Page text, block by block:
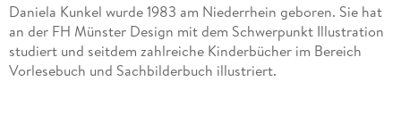
Daniela Kunkel wurde 1983 am Niederrhein geboren. Sie hat
an der FH Münster Design mit dem Schwerpunkt Illustration
studiert und seitdem zahlreiche Kinderbücher im Bereich
Vorlesebuch und Sachbilderbuch illustriert.